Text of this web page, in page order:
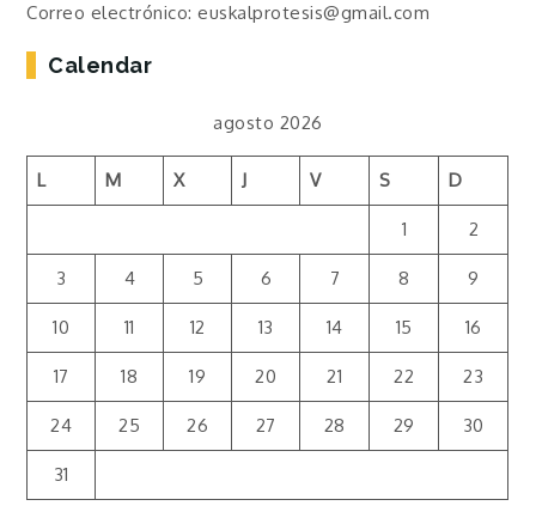
Correo electrónico: euskalprotesis@gmail.com
Calendar
agosto 2026
L M X J V S D
1 2
3 4 5 6 7 8 9
10 11 12 13 14 15 16
17 18 19 20 21 22 23
24 25 26 27 28 29 30
31